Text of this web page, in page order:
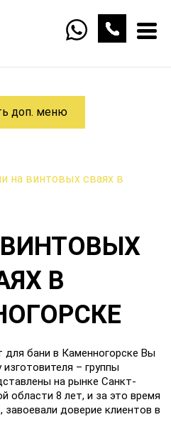
доп. меню
на винтовых сваях в
В
бани в Каменногорске Вы
– группы
на рынке Санкт-
области 8 лет, и за это время
доверие клиентов в